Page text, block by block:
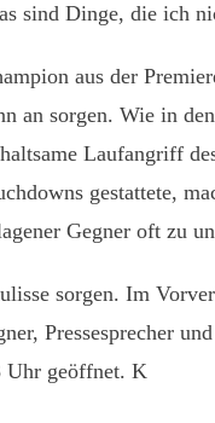
sind Dinge, die ich
aus der
an sorgen. Wie in
Laufangriff
gestattete,
Gegner oft zu
sorgen. Im
Pressesprecher
Uhr geöffnet. K